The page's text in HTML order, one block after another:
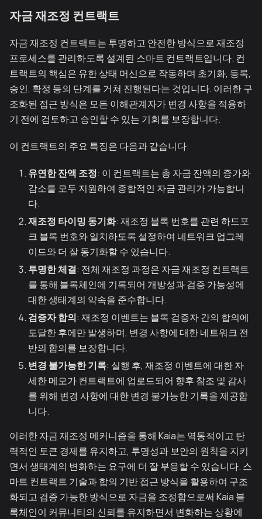
자금 재조정 컨트랙트
자금 재조정 컨트랙트는 투명하고 안전한 방식으로 재조정
프로세스를 관리하도록 설계된 스마트 컨트랙트입니다. 컨
트랙트의 핵심은 유한 상태 머신으로 작동하며 초기화, 등록,
승인, 확정 등의 단계를 거쳐 진행된다는 것입니다. 이러한 구
조화된 접근 방식은 모든 이해관계자가 변경 사항을 적용하
기 전에 검토하고 승인할 수 있는 기회를 보장합니다.
이 컨트랙트의 주요 특징은 다음과 같습니다:
유연한 잔액 조정: 이 컨트랙트는 총 자금 잔액의 증가와
감소를 모두 지원하여 종합적인 자금 관리가 가능합니
다.
재조정 타이밍 동기화: 재조정 블록 번호를 관련 하드포
크 블록 번호와 일치하도록 설정하여 네트워크 업그레
이드와 더 잘 동기화할 수 있습니다.
투명한 체결: 전체 재조정 과정은 자금 재조정 컨트랙트
를 통해 블록체인에 기록되어 개방성과 검증 가능성에
대한 생태계의 약속을 준수합니다.
검증자 합의: 재조정 이벤트는 블록 검증자 간의 합의에
도달한 후에만 발생하며, 변경 사항에 대한 네트워크 전
반의 합의를 보장합니다.
변경 불가능한 기록: 실행 후, 재조정 이벤트에 대한 자
세한 메모가 컨트랙트에 업로드되어 향후 참조 및 감사
를 위해 변경 사항에 대한 변경 불가능한 기록을 제공합
니다.
이러한 자금 재조정 메커니즘을 통해 Kaia는 역동적이고 탄
력적인 토큰 경제를 유지하고, 투명성과 보안의 원칙을 지키
면서 생태계의 변화하는 요구에 더 잘 부응할 수 있습니다. 스
마트 컨트랙트 기술과 합의 기반 접근 방식을 활용하여 구조
화되고 검증 가능한 방식으로 자금을 조정함으로써 Kaia 블
록체인이 커뮤니티의 신뢰를 유지하면서 변화하는 상황에